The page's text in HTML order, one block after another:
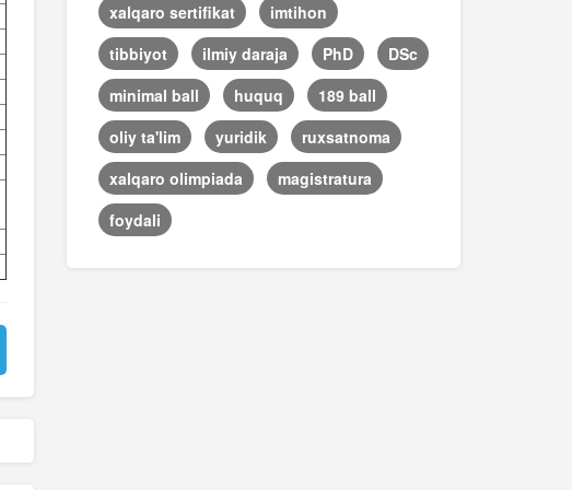
xalqaro sertifikat
imtihon
tibbiyot
ilmiy daraja PhD
DSc
minimal ball
huquq
189 ball
oliy ta'lim
yuridik
ruxsatnoma
xalqaro olimpiada
magistratura
foydali